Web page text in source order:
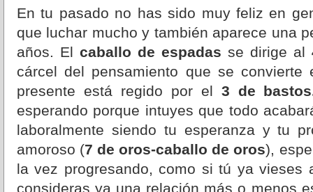
En tu pasado no has sido muy feliz en
que luchar mucho y también aparece una
años. El caballo de espadas se dirige al
cárcel del pensamiento que se
presente está regido por el 3 de
esperando porque intuyes que todo
laboralmente siendo tu esperanza y tu
amoroso (7 de oros-caballo de oros),
la vez progresando, como si tú ya vieses
consideras ya una relación más o menos